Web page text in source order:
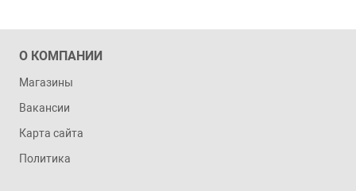
О КОМПАНИИ
Магазины
Вакансии
Карта сайта
Политика